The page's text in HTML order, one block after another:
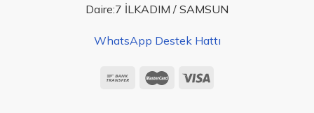
Daire:7 İLKADIM / SAMSUN
WhatsApp Destek Hattı